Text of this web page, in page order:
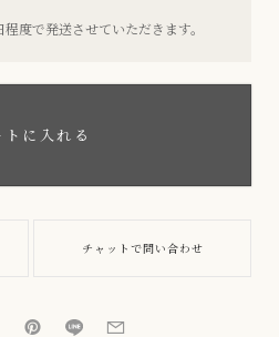
度で発送させていただきます。
トに入れる
チャットで問い合わせ